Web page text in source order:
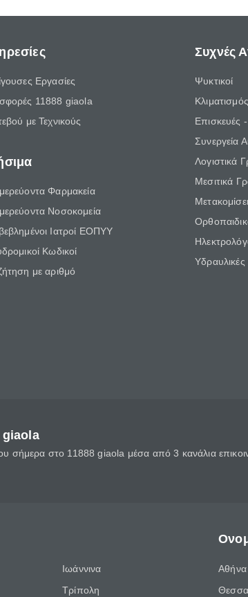
Εργασίες
11888 giaola
με Τεχνικούς
Φαρμακεία
Νοσοκομεία
Ιατροί ΕΟΠΥΥ
Κωδικοί
με αριθμό
Συχνές
Ψυκτικοί
Κλιματισμός
Επισκευές
Συνεργεία
Λογιστικά
Μεσιτικά
Υδραυλικές
giaola
σήμερα στο 11888 giaola μέσα από 3 κανάλια
Ιωάννινα
Τρίπολη
Αθήνα